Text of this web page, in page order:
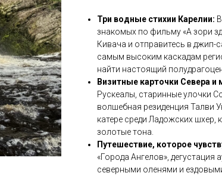
Три водные стихии Карелии:
знакомых по фильму «А зори
Кивача и отправитесь в
самым высоким каскадам
найти настоящий
Визитные карточки Севера и
Рускеалы, старинные улочки
волшебная резиденция Талви
катере среди Ладожских
золотые тона.
Путешествие, которое
«Города Ангелов», дегустация
северными оленями и